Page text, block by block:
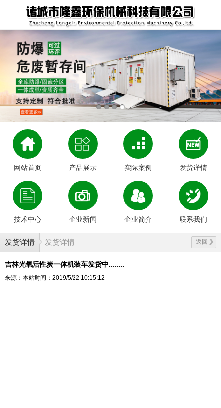
网站首页 产品展示 实际案例 发货详情
技术中心 企业新闻 企业简介 联系我们
发货详情 返回
发货详情
吉林光氧活性炭一体机装车发货中........
来源：本站时间：2019/5/22 10:15:12